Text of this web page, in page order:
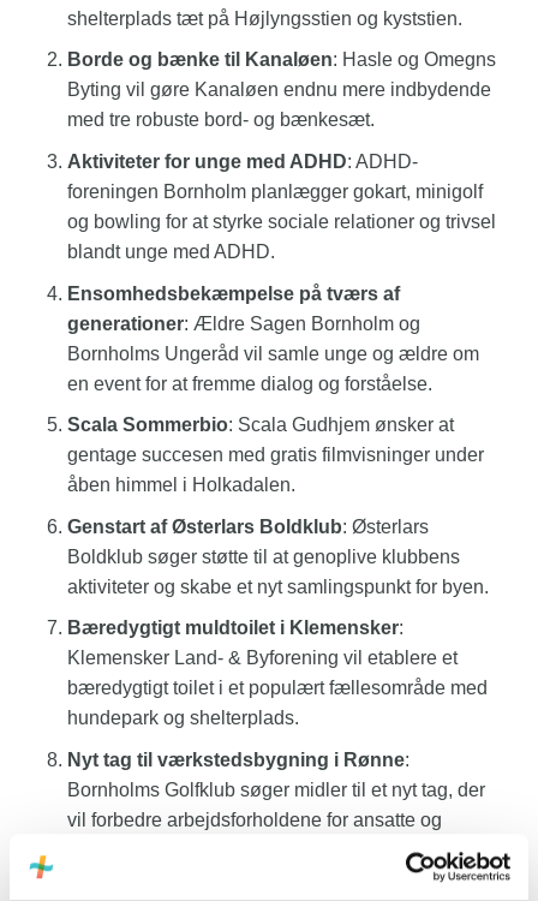
shelterplads tæt på Højlyngsstien og kyststien.
Borde og bænke til Kanaløen: Hasle og Omegns
Byting vil gøre Kanaløen endnu mere indbydende
med tre robuste bord- og bænkesæt.
Aktiviteter for unge med ADHD: ADHD-
foreningen Bornholm planlægger gokart, minigolf
og bowling for at styrke sociale relationer og trivsel
blandt unge med ADHD.
Ensomhedsbekæmpelse på tværs af
generationer: Ældre Sagen Bornholm og
Bornholms Ungeråd vil samle unge og ældre om
en event for at fremme dialog og forståelse.
Scala Sommerbio: Scala Gudhjem ønsker at
gentage succesen med gratis filmvisninger under
åben himmel i Holkadalen.
Genstart af Østerlars Boldklub: Østerlars
Boldklub søger støtte til at genoplive klubbens
aktiviteter og skabe et nyt samlingspunkt for byen.
Bæredygtigt muldtoilet i Klemensker:
Klemensker Land- & Byforening vil etablere et
bæredygtigt toilet i et populært fællesområde med
hundepark og shelterplads.
Nyt tag til værkstedsbygning i Rønne:
Bornholms Golfklub søger midler til et nyt tag, der
vil forbedre arbejdsforholdene for ansatte og